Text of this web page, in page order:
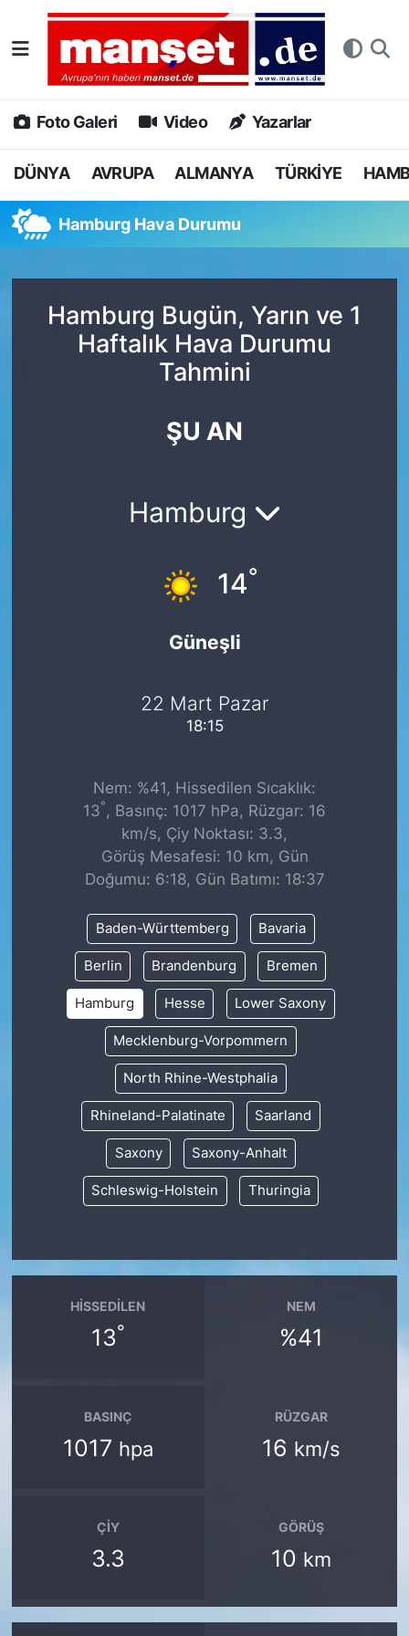
Foto Galeri Video Yazarlar
DÜNYA AVRUPA ALMANYA TÜRKİYE
Hamburg Hava Durumu
Hamburg Bugün, Yarın ve 1
Haftalık Hava Durumu
Tahmini
ŞU AN
Hamburg
14°
Güneşli
22 Mart Pazar
18:15
Nem: %41, Hissedilen Sıcaklık:
13° , Basınç: 1017 hPa, Rüzgar: 16
km/s, Çiy Noktası: 3.3,
Görüş Mesafesi: 10 km, Gün
Doğumu: 6:18, Gün Batımı: 18:37
Baden-Württemberg Bavaria
Berlin Brandenburg Bremen
Hamburg Hesse Lower Saxony
Mecklenburg-Vorpommern
North Rhine-Westphalia
Rhineland-Palatinate Saarland
Saxony Saxony-Anhalt
Schleswig-Holstein Thuringia
HISSEDILEN
13°
NEM
%41
BASINÇ
1017 hpa
RÜZGAR
16 km/s
ÇIY
3.3
GÖRÜŞ
10 km
DÜNYA
AVRUPA
ALMANYA
SPOR
DEUTSCH
Nöbetçi Eczaneler
Hava Durumu
Namaz Vakitleri
Tüm Manşetler
Son Dakika Haberleri